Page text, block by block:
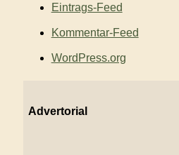
Eintrags-Feed
Kommentar-Feed
WordPress.org
Advertorial